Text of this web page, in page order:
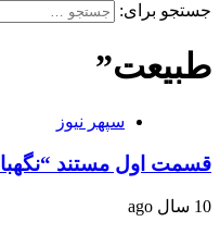
جستجو برای:
طبیعت”
سپهر نیوز
قسمت اول مستند
10 سال ago